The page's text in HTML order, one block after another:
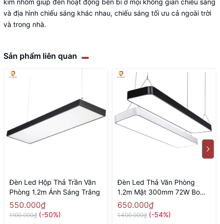
và địa hình chiếu sáng khác nhau, chiếu sáng tối ưu cả ngoài trời
và trong nhà.
Sản phẩm liên quan
Đèn Led Hộp Thả Trần Văn
Phòng 1.2m Ánh Sáng Trắng
550.000₫
1.100.000₫ (-50%)
Đèn Led Thả Văn Phòng
1.2m Mặt 300mm 72W Bo
Góc
650.000₫
1.400.000₫ (-54%)